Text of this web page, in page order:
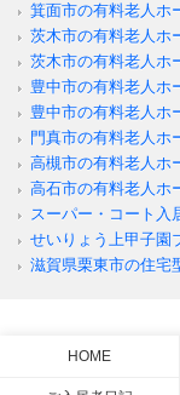
箕面市の有料老人
茨木市の有料老人
茨木市の有料老人
豊中市の有料老人ホ
豊中市の有料老人ホ
門真市の有料老人
高槻市の有料老人
高石市の有料老人
スーパー・コート入
せいりょう上甲子園
滋賀県栗東市の住
HOME